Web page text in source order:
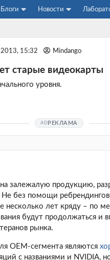
Блоги Новости
2013, 15:32 Mindango
старые видеокарты
уровня.
РЕКЛАМА
залежалую продукцию,
без помощи
несколько лет кряду – по
будут продолжаться и
рынка.
OEM-сегмента являются
с названиями и NVIDIA,